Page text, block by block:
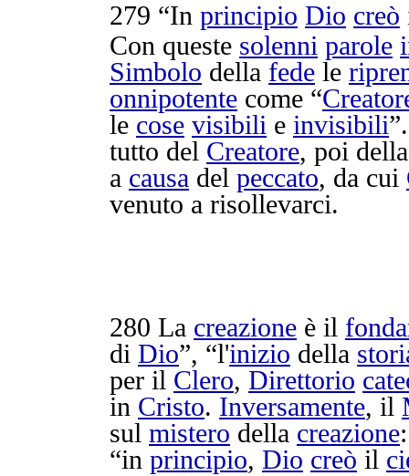
279 “In principio Dio creò
Con queste solenni parole
Simbolo della fede le
onnipotente come “
le cose visibili e invisibili
tutto del Creatore, poi
a causa del peccato, da cui
venuto a risollevarci.
280 La creazione è il
di Dio”, “l'inizio della
per il Clero, Direttorio
in Cristo. Inversamente, il
sul mistero della creazione
“in principio, Dio creò il